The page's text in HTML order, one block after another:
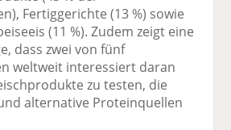
Fertiggerichte (13 %) sowie
(11 %). Zudem zeigt eine
dass zwei von fünf
weltweit interessiert daran
zu testen, die
alternative Proteinquellen